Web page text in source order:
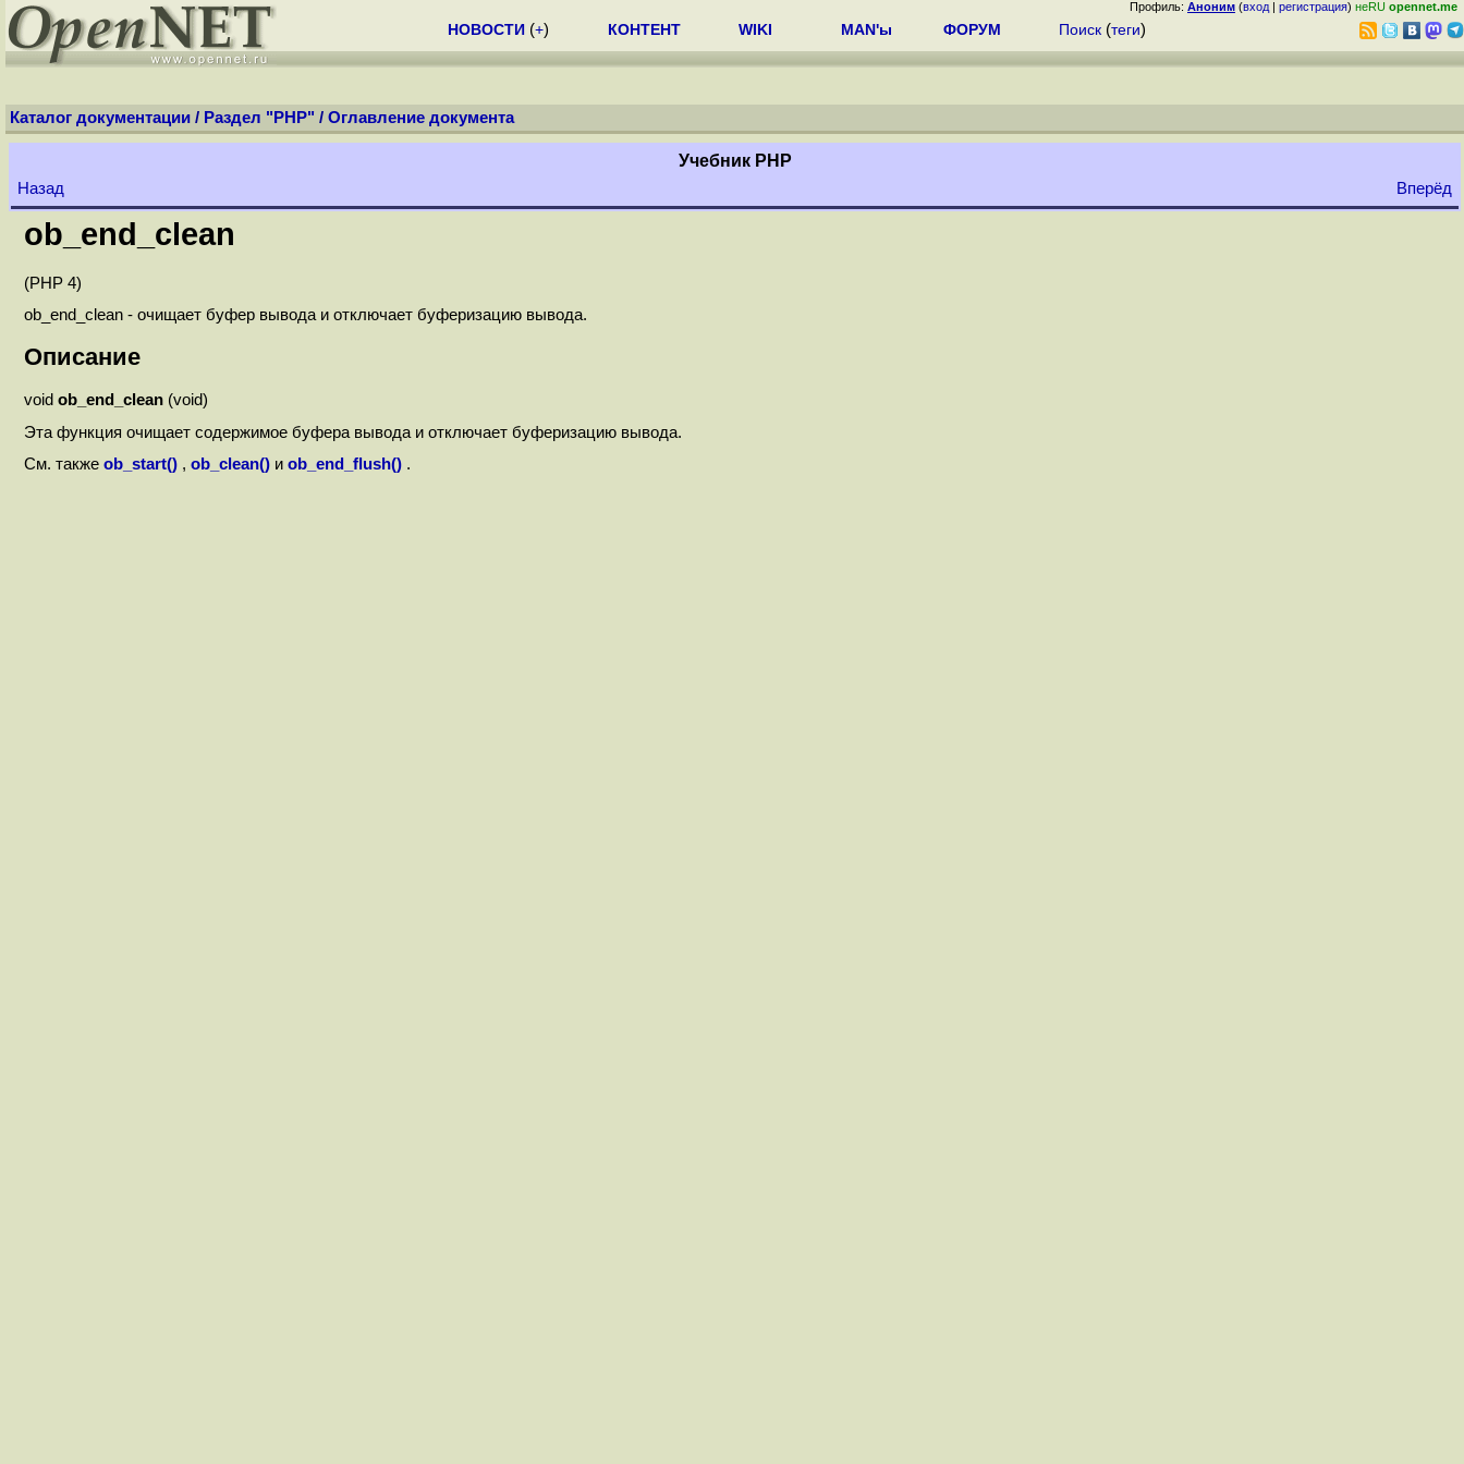
Профиль: Аноним (вход | регистрация) неRU opennet.me
НОВОСТИ (+) КОНТЕНТ WIKI MAN'ы ФОРУМ Поиск (теги)
Каталог документации / Раздел "PHP" / Оглавление документа
Учебник РНР
Назад Вперёд
ob_end_clean
(PHP 4)
ob_end_clean - очищает буфер вывода и отключает буферизацию вывода.
Описание
void ob_end_clean (void)
Эта функция очищает содержимое буфера вывода и отключает буферизацию вывода.
См. также ob_start() , ob_clean() и ob_end_flush() .